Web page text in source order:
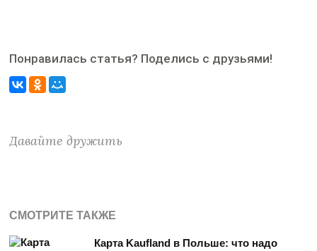
Понравилась статья? Поделись с друзьями!
Давайте дружить
СМОТРИТЕ ТАКЖЕ
Карта Kaufland в Польше: что надо